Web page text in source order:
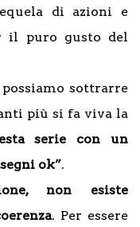
di azioni e
il puro gusto del
sottrarre
più si fa viva la
serie con un
ok”.
non esiste
. Per essere